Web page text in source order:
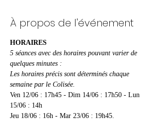
À propos de l'événement
HORAIRES
5 séances avec des horaires pouvant varier de
quelques minutes :
Les horaires précis sont déterminés chaque
semaine par le Colisée.
Ven 12/06 : 17h45 - Dim 14/06 : 17h50 - Lun
15/06 : 14h
Jeu 18/06 : 16h - Mar 23/06 : 19h45.